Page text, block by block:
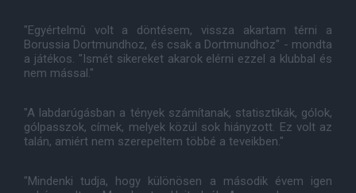
"Egyértelmû volt a döntésem, vissza akartam térni a
Borussia Dortmundhoz, és csak a Dortmundhoz" - mondta
a játékos. "Ismét sikereket akarok elérni ezzel a klubbal és
nem mással."
"A labdarúgásban a tények számítanak, statisztikák, gólok,
gólpasszok, címek, melyek közül sok hiányzott. Ez volt az
talán, amiért nem szerepeltem többé a teveikben."
"Mindenki tudja, hogy különösen a második évem igen